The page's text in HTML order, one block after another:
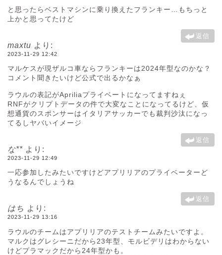
と思ったらベストマシンに乗り換えたフランキー…もちっと
上かと思ってたけど
返信
maxtu より:
2023-11-29 12:42
マルケスが現ザルコ車ならフランキーは2024年型なのかな？
コメント聞きたいけど公式で出るかなぁ
ラウルの表記がApriliaプライベートになってますねぇ
RNFがクリプトデータの件で大変なことになってるけど、仮
想通貨のスポンサーはイタリアサッカーでも裁判沙汰になっ
てるしヤバいイメージ
返信
な** より:
2023-11-29 12:49
一応参加したみたいですけどアプリリアのプライベーターど
うなるんでしょうね
返信
はち より:
2023-11-29 13:16
ラウルのチームはアプリリアのテストチームみたいですよ。
マルクはグレシーニだから23年型、モルビデリはわからない
けどプラマックだから24年型かも。